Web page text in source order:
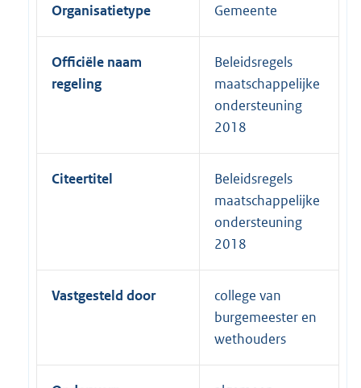
Organisatietype Gemeente
Officiële naam
regeling
Beleidsregels
maatschappelijke
ondersteuning
2018
Citeertitel
Beleidsregels
maatschappelijke
ondersteuning
2018
Vastgesteld door
college van
burgemeester en
wethouders